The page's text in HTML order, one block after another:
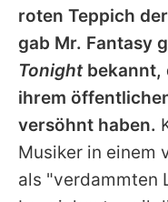
roten Teppich
gab Mr. Fantasy
Tonightbekannt,
ihrem
versöhnt haben.
Musiker in einem
als "verdammten